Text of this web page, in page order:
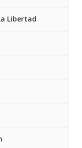
Libertad